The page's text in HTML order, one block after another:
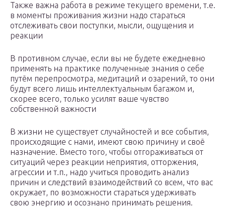
Также важна работа в режиме текущего времени, т.е.
в моменты проживания жизни надо стараться
отслеживать свои поступки, мысли, ощущения и
реакции
В противном случае, если вы не будете ежедневно
применять на практике полученные знания о себе
путём перепросмотра, медитаций и озарений, то они
будут всего лишь интеллектуальным багажом и,
скорее всего, только усилят ваше чувство
собственной важности
В жизни не существует случайностей и все события,
происходящие с нами, имеют свою причину и своё
назначение. Вместо того, чтобы отгораживаться от
ситуаций через реакции неприятия, отторжения,
агрессии и т.п., надо учиться проводить анализ
причин и следствий взаимодействий со всем, что вас
окружает, по возможности стараться удерживать
свою энергию и осознано принимать решения.